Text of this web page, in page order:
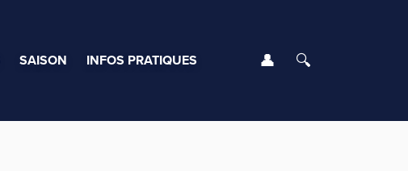
SAISON INFOS PRATIQUES Se connecter